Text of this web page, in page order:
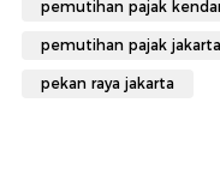
pemutihan pajak
pemutihan pajak jakarta
pekan raya jakarta